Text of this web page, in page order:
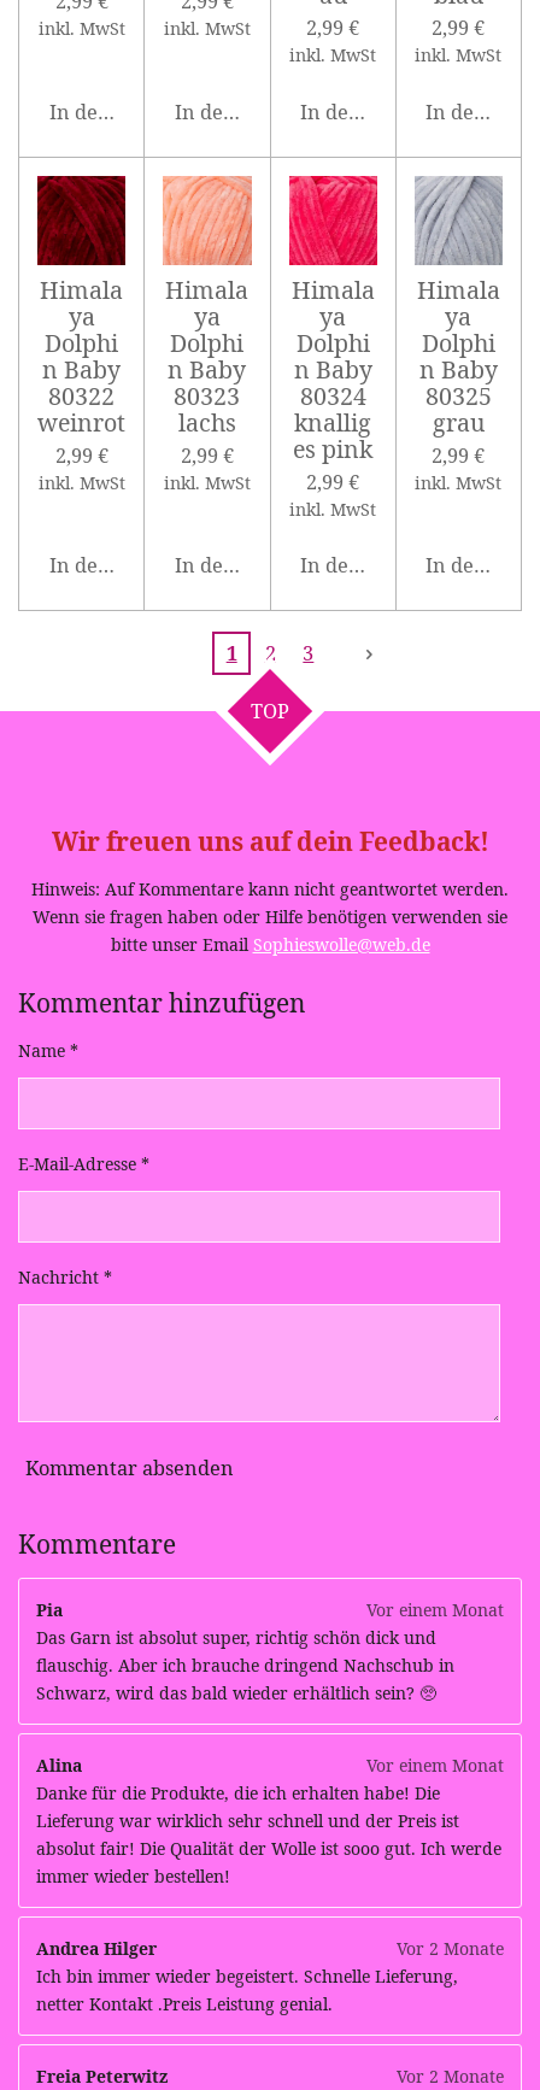
inkl. MwSt
In den Warenkorb
inkl. MwSt
In den Warenkorb
2,99 €
inkl. MwSt
In den Warenkorb
2,99 €
inkl. MwSt
In den
Himala
ya
Dolphi
n Baby
80322
weinrot
2,99 €
inkl. MwSt
In den Warenkorb
Himala
ya
Dolphi
n Baby
80323
lachs
2,99 €
inkl. MwSt
In den Warenkorb
Himala
ya
Dolphi
n Baby
80324
knallig
es pink
2,99 €
inkl. MwSt
In den Warenkorb
Himala
ya
Dolphi
n Baby
80325
grau
2,99 €
inkl. MwSt
In den
1 2 3
TOP
Wir freuen uns auf dein Feedback!
Hinweis: Auf Kommentare kann nicht geantwortet werden.
Wenn sie fragen haben oder Hilfe benötigen verwenden sie
bitte unser EmailSophieswolle@web.de
Kommentar hinzufügen
Name *
E-Mail-Adresse *
Nachricht *
Kommentar absenden
Kommentare
Pia
Vor einem Monat
Das Garn ist absolut super, richtig schön dick und
flauschig. Aber ich brauche dringend Nachschub in
Schwarz, wird das bald wieder erhältlich sein? 🥺
Alina
Vor einem Monat
Danke für die Produkte, die ich erhalten habe! Die
Lieferung war wirklich sehr schnell und der Preis ist
absolut fair! Die Qualität der Wolle ist sooo gut. Ich werde
immer wieder bestellen!
Andrea Hilger
Vor 2 Monate
Ich bin immer wieder begeistert. Schnelle Lieferung,
netter Kontakt .Preis Leistung genial.
Freia Peterwitz
Vor 2 Monate